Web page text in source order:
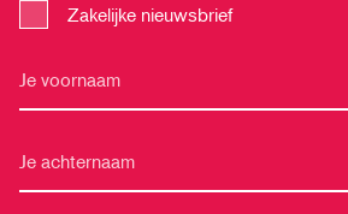
Zakelijke nieuwsbrief